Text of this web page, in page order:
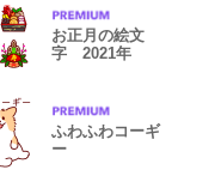
お正月の絵文
字 2021年
ふわふわコーギ
ー